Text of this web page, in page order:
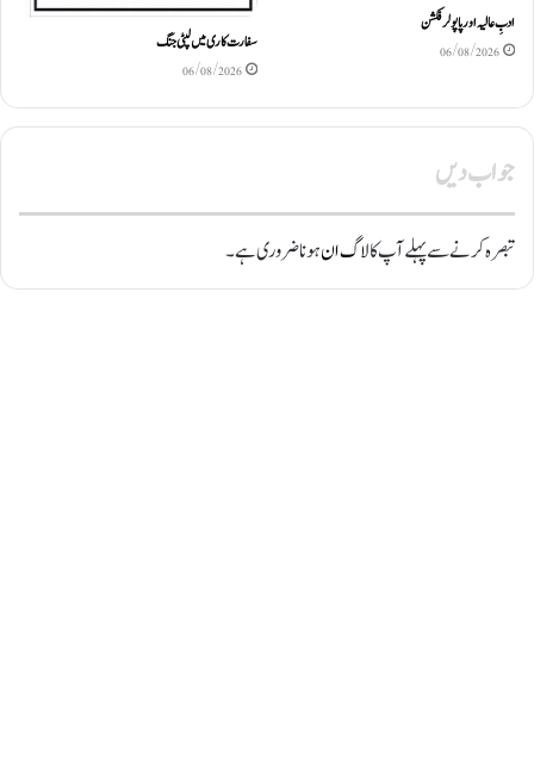
ادبِ عالیہ اور پاپولر فکشن
06/08/2026 سفارت کاری میں لپٹی جنگ
06/08/2026
جواب دیں
تبصرہ کرنے سے پہلے آپ کالاگ انہونا ضروری ہے۔